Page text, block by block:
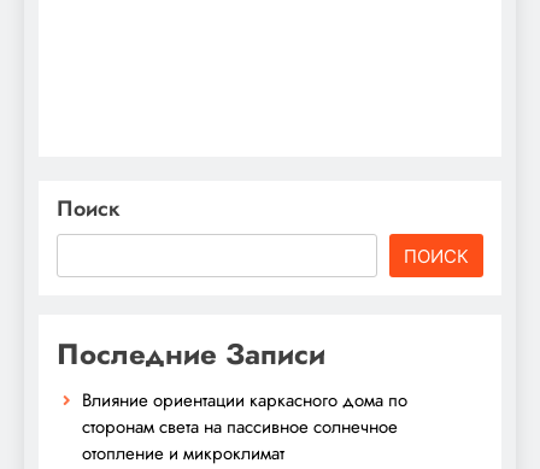
Поиск
ПОИСК
Последние Записи
Влияние ориентации каркасного дома по
сторонам света на пассивное солнечное
отопление и микроклимат